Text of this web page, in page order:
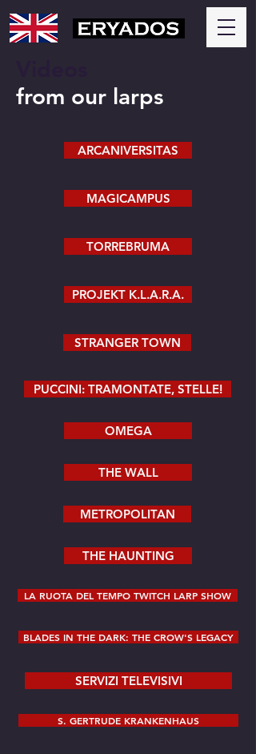
from our larps
ARCANIVERSITAS
MAGICAMPUS
TORREBRUMA
PROJEKT K.L.A.R.A.
STRANGER TOWN
PUCCINI: TRAMONTATE, STELLE!
OMEGA
THE WALL
METROPOLITAN
THE HAUNTING
LA RUOTA DEL TEMPO TWITCH LARP SHOW
BLADES IN THE DARK: THE CROW'S LEGACY
SERVIZI TELEVISIVI
S. GERTRUDE KRANKENHAUS